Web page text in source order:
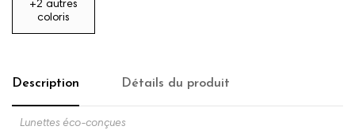
+2 autres
coloris
Description Détails du produit
Lunettes éco-conçues